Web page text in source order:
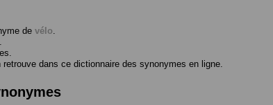
de vélo
dans ce dictionnaire des synonymes en ligne.